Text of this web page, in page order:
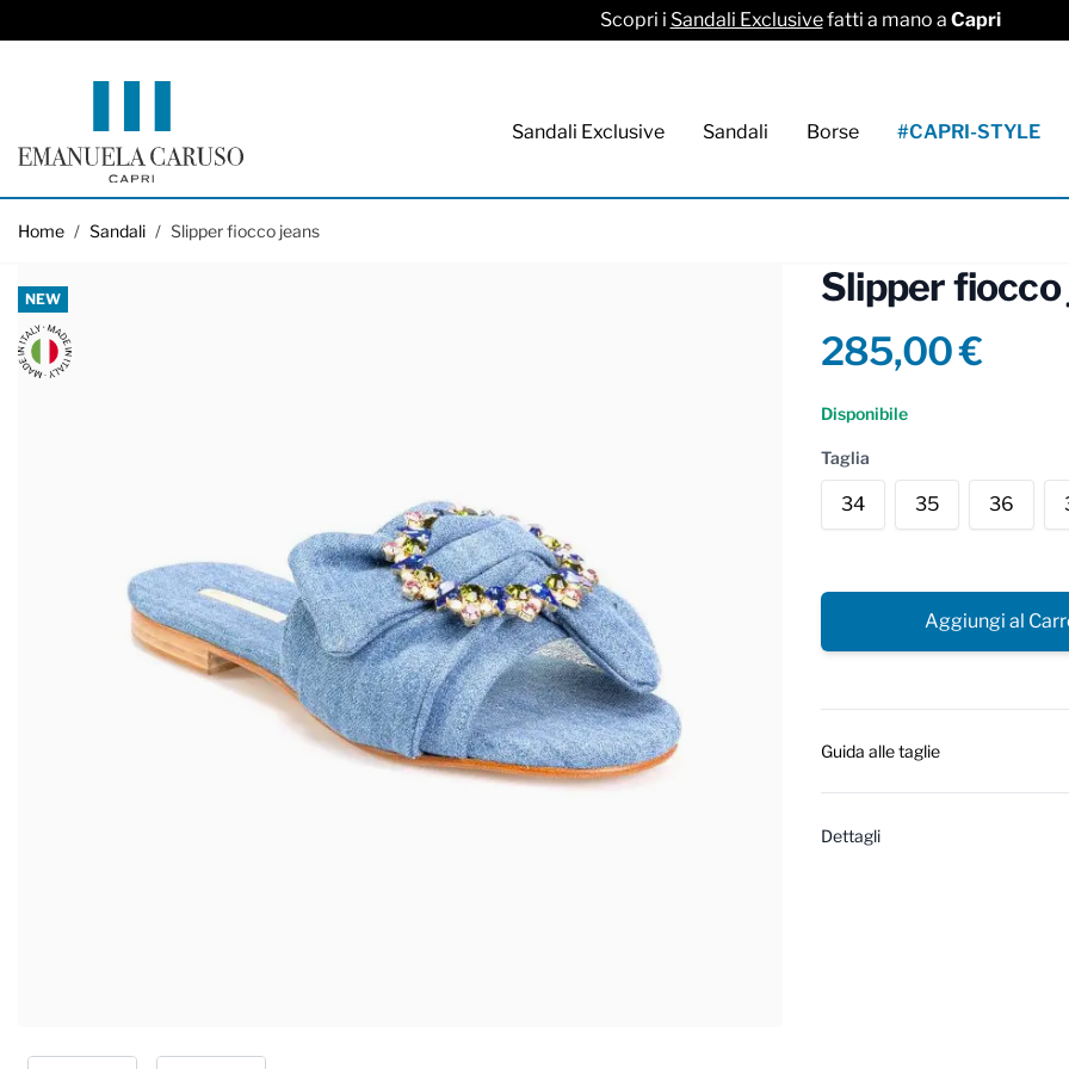
Scopri i Sandali Exclusivefatti a mano a Capri
Sandali Exclusive Sandali Borse #CAPRI-STYLE
Home / Sandali / Slipper fiocco jeans
NEW
Slipper fiocco
Product
285,00 €
Reviews
Disponibile
Taglia
34 35 36
Aggiungi al
Guida alle taglie
Dettagli